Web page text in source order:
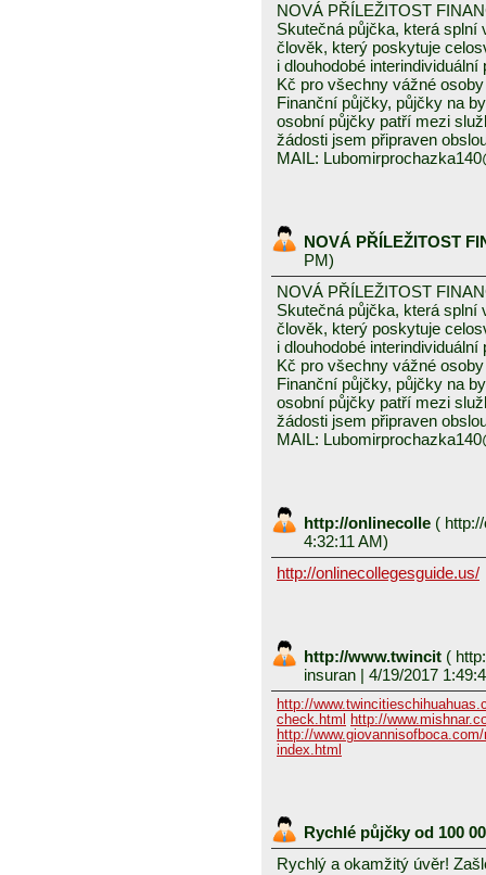
NOVÁ PŘÍLEŽITOST
Skutečná půjčka, která
člověk, který poskytuje
i dlouhodobé
Kč pro všechny vážné
Finanční půjčky, půjčky na
osobní půjčky patří mezi
žádosti jsem připraven
MAIL:
NOVÁ PŘÍLEŽITOST
PM)
NOVÁ PŘÍLEŽITOST
Skutečná půjčka, která
člověk, který poskytuje
i dlouhodobé
Kč pro všechny vážné
Finanční půjčky, půjčky na
osobní půjčky patří mezi
žádosti jsem připraven
MAIL:
http://onlinecolle (
4:32:11 AM)
http://onlinecollegesguide.us/
http://www.twincit (
insuran | 4/19/2017
http://
check.html
http://
http://
index.html
Rychlé půjčky od 100
Rychlý a okamžitý úvěr!